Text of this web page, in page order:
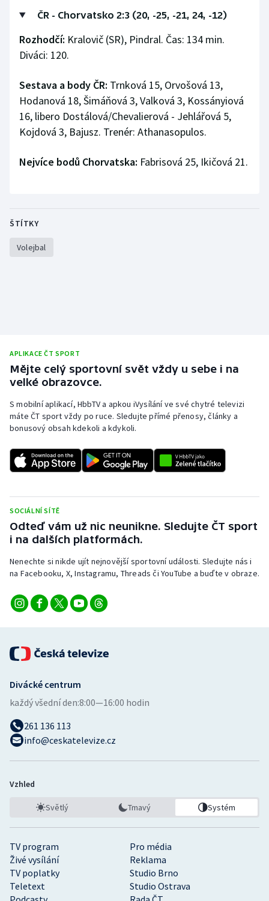
ČR - Chorvatsko 2:3 (20, -25, -21, 24, -12)
Rozhodčí: Kralovič (SR), Pindral. Čas: 134 min.
Diváci: 120.
Sestava a body ČR: Trnková 15, Orvošová 13,
Hodanová 18, Šimáňová 3, Valková 3, Kossányiová
16, libero Dostálová/Chevalierová - Jehlářová 5,
Kojdová 3, Bajusz. Trenér: Athanasopulos.
Nejvíce bodů Chorvatska: Fabrisová 25, Ikičová 21.
ŠTÍTKY
Volejbal
APLIKACE ČT SPORT
Mějte celý sportovní svět vždy u sebe i na
velké obrazovce.
S mobilní aplikací, HbbTV a apkou iVysílání ve své chytré televizi
máte ČT sport vždy po ruce. Sledujte přímé přenosy, články a
bonusový obsah kdekoli a kdykoli.
SOCIÁLNÍ SÍTĚ
Odteď vám už nic neunikne. Sledujte ČT sport
i na dalších platformách.
Nenechte si nikde ujít nejnovější sportovní události. Sledujte nás i
na Facebooku, X, Instagramu, Threads či YouTube a buďte v obraze.
TV program
Pro média
Živé vysílání
Reklama
TV poplatky
Studio Brno
Teletext
Studio Ostrava
Divácké centrum
každý všední den:8:00—16:00 hodin
261 136 113
info@ceskatelevize.cz
Vzhled
Světlý Tmavý Systém